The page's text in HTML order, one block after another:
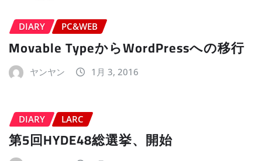
DIARY PC&WEB
Movable TypeからWordPressへの移行
ヤンヤン 1月 3, 2016
DIARY LARC
第5回HYDE48総選挙、開始